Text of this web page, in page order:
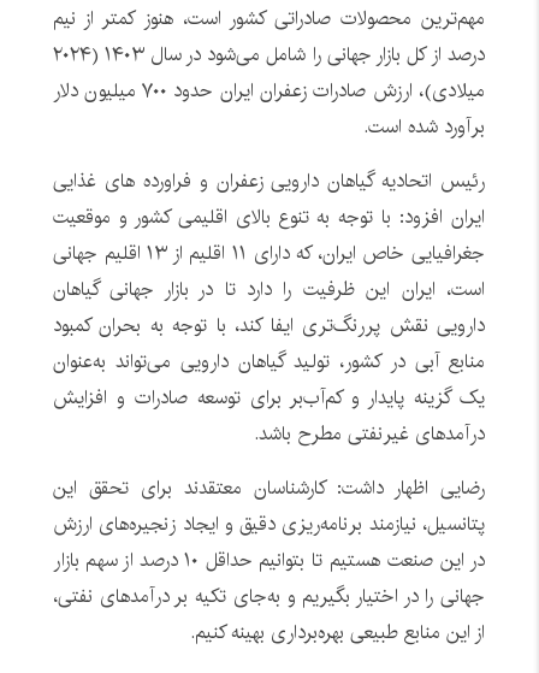
مهم‌ترین محصولات صادراتی کشور است، هنوز کمتر از نیم
درصد از کل بازار جهانی را شامل می‌شود در سال ۱۴۰۳ (۲۰۲۴
میلادی)، ارزش صادرات زعفران ایران حدود ۷۰۰ میلیون دلار
برآورد شده است.
رئیس اتحادیه گیاهان دارویی زعفران و فراورده های غذایی
ایران افزود: با توجه به تنوع بالای اقلیمی کشور و موقعیت
جغرافیایی خاص ایران، که دارای ۱۱ اقلیم از ۱۳ اقلیم جهانی
است، ایران این ظرفیت را دارد تا در بازار جهانی گیاهان
دارویی نقش پررنگ‌تری ایفا کند، با توجه به بحران کمبود
منابع آبی در کشور، تولید گیاهان دارویی می‌تواند به‌عنوان
یک گزینه پایدار و کم‌آب‌بر برای توسعه صادرات و افزایش
درآمدهای غیرنفتی مطرح باشد.
رضایی اظهار داشت: کارشناسان معتقدند برای تحقق این
پتانسیل، نیازمند برنامه‌ریزی دقیق و ایجاد زنجیره‌های ارزش
در این صنعت هستیم تا بتوانیم حداقل ۱۰ درصد از سهم بازار
جهانی را در اختیار بگیریم و به‌جای تکیه بر درآمدهای نفتی،
از این منابع طبیعی بهره‌برداری بهینه کنیم.